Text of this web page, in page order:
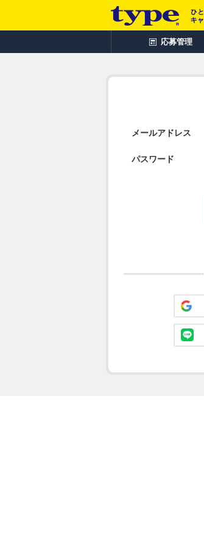
応募管理
メールアドレス
パスワード